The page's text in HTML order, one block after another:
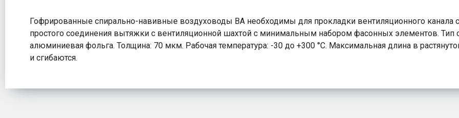
Гофрированные спирально-навивные воздуховоды ВА необходимы для прокладки вентиляционного
простого соединения вытяжки с вентиляционной шахтой с минимальным набором фасонных элементов. Тип
алюминиевая фольга. Толщина: 70 мкм. Рабочая температура: -30 до +300 °С. Максимальная длина в
и сгибаются.